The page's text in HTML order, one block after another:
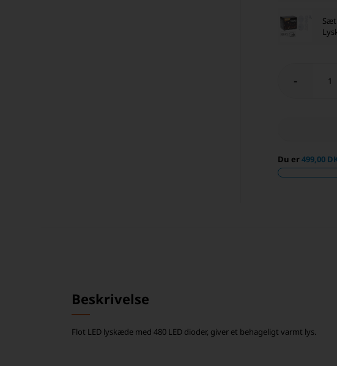
-
Du er499,00
Beskrivelse
Flot LED lyskæde med 480 LED dioder, giver et behageligt varmt lys.